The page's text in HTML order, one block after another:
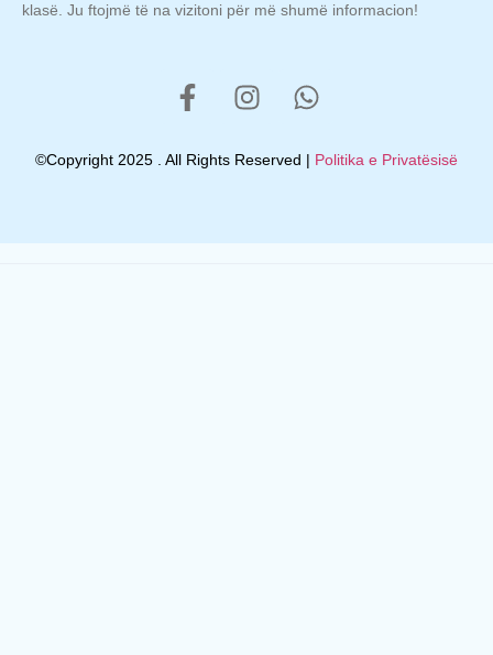
klasë. Ju ftojmë të na vizitoni për më shumë informacion!
©Copyright 2025 . All Rights Reserved | Politika e Privatësisë